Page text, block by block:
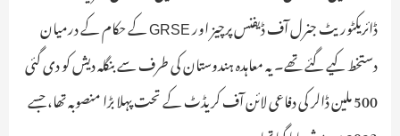
ڈائریکٹوریٹ جنرل آف ڈیفنس پرچیز اور GRSE کے حکام کے درمیان
دستخط کیے گئے تھے۔ یہ معاہدہ ہندوستان کی طرف سے بنگلہ دیش کو دی گئی
500 ملین ڈالر کی دفاعی لائن آف کریڈٹ کے تحت پہلا بڑا منصوبہ تھا، جسے